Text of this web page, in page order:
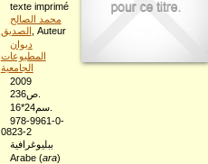
texte imprimé
محمد الصالح
الصديق , Auteur
ديوان
المطبوعات
الجامعية
2009
236ص.
16*24سم.
978-9961-0-
0823-2
ببليوغرافية
Arabe (ara)